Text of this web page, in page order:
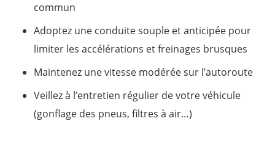
commun
Adoptez une conduite souple et anticipée pour
limiter les accélérations et freinages brusques
Maintenez une vitesse modérée sur l’autoroute
Veillez à l’entretien régulier de votre véhicule
(gonflage des pneus, filtres à air…)